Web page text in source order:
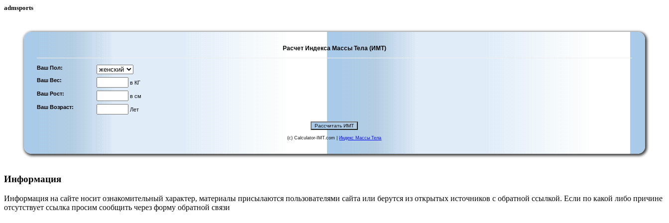
admsports
Расчет Индекса Массы Тела (ИМТ)
Ваш Пол:
Ваш Вес:
в КГ
Ваш Рост:
в см
Ваш Возраст:
Лет
(c) Calculator-IMT.com | Индекс Массы Тела
Информация
Информация на сайте носит ознакомительный характер, материалы присылаются пользователями сайта или берутся из открытых источников с обратной ссылкой. Если по какой либо причине
отсутствует ссылка просим сообщить через форму обратной связи